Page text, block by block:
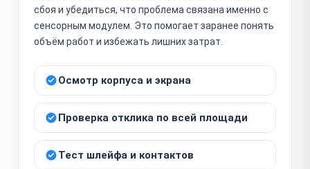
сбоя и убедиться, что проблема связана именно с
сенсорным модулем. Это помогает заранее понять
объём работ и избежать лишних затрат.
Осмотр корпуса и экрана
Проверка отклика по всей площади
Тест шлейфа и контактов